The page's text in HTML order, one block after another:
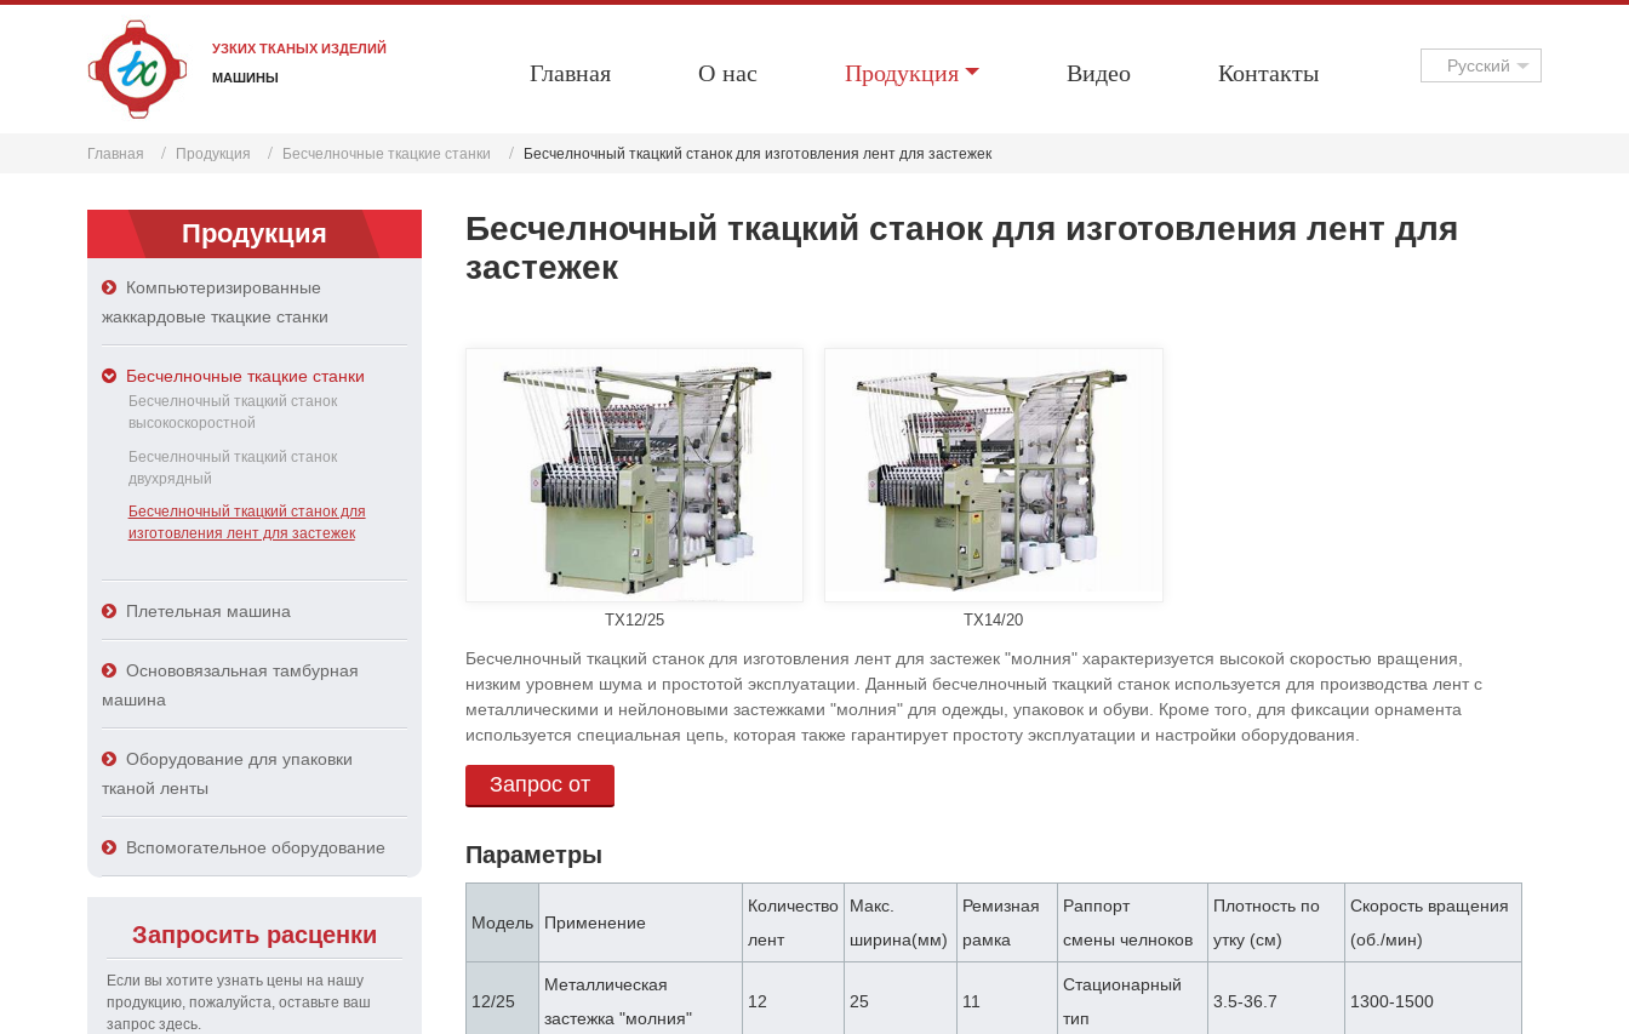
УЗКИХ ТКАНЫХ ИЗДЕЛИЙ
МАШИНЫ
Русский
Главная О нас Продукция Видео Контакты
Главная Продукция Бесчелночные ткацкие станки Бесчелночный ткацкий станок для изготовления лент для застежек
Бесчелночный ткацкий станок для изготовления лент для
застежек
TX12/25 TX14/20
Бесчелночный ткацкий станок для изготовления лент для застежек "молния" характеризуется высокой скоростью вращения,
низким уровнем шума и простотой эксплуатации. Данный бесчелночный ткацкий станок используется для производства лент с
металлическими и нейлоновыми застежками "молния" для одежды, упаковок и обуви. Кроме того, для фиксации орнамента
используется специальная цепь, которая также гарантирует простоту эксплуатации и настройки оборудования.
Запрос от
Параметры
Модель Применение
Количество
лент
Макс.
ширина(мм)
Ремизная
рамка
Раппорт
смены челноков
Плотность по
утку (см)
Скорость вращения
(об./мин)
12/25
Металлическая
застежка "молния"
12 25 11
Стационарный
тип
3.5-36.7 1300-1500
Продукция
Компьютеризированные
жаккардовые ткацкие станки
Бесчелночные ткацкие станки
Бесчелночный ткацкий станок
высокоскоростной
Бесчелночный ткацкий станок
двухрядный
Бесчелночный ткацкий станок для
изготовления лент для застежек
Плетельная машина
Основовязальная тамбурная
машина
Оборудование для упаковки
тканой ленты
Вспомогательное оборудование
Запросить расценки
Если вы хотите узнать цены на нашу
продукцию, пожалуйста, оставьте ваш
запрос здесь.